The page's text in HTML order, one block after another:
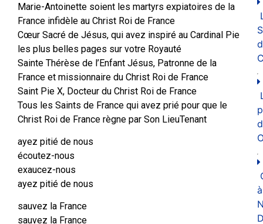
Marie-Antoinette soient les martyrs expiatoires de la
France infidèle au Christ Roi de France
Cœur Sacré de Jésus, qui avez inspiré au Cardinal Pie
les plus belles pages sur votre Royauté
Sainte Thérèse de l’Enfant Jésus, Patronne de la
France et missionnaire du Christ Roi de France
Saint Pie X, Docteur du Christ Roi de France
Tous les Saints de France qui avez prié pour que le
Christ Roi de France règne par Son LieuTenant
ayez pitié de nous
écoutez-nous
exaucez-nous
ayez pitié de nous
sauvez la France
sauvez la France
à